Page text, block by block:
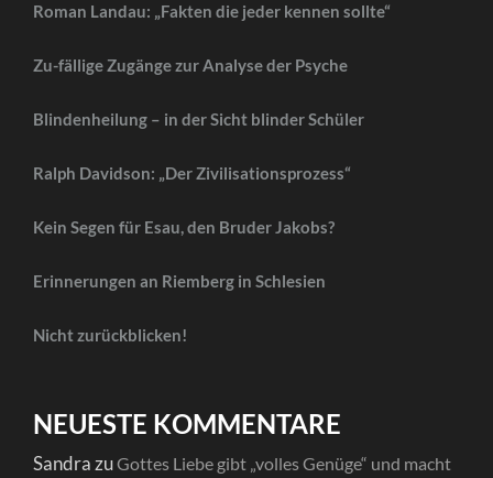
Roman Landau: „Fakten die jeder kennen sollte“
Zu-fällige Zugänge zur Analyse der Psyche
Blindenheilung – in der Sicht blinder Schüler
Ralph Davidson: „Der Zivilisationsprozess“
Kein Segen für Esau, den Bruder Jakobs?
Erinnerungen an Riemberg in Schlesien
Nicht zurückblicken!
NEUESTE KOMMENTARE
SandrazuGottes Liebe gibt „volles Genüge“ und macht